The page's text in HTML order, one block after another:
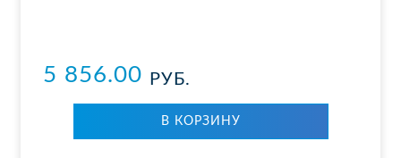
5 856.00 РУБ.
В КОР­ЗИ­НУ